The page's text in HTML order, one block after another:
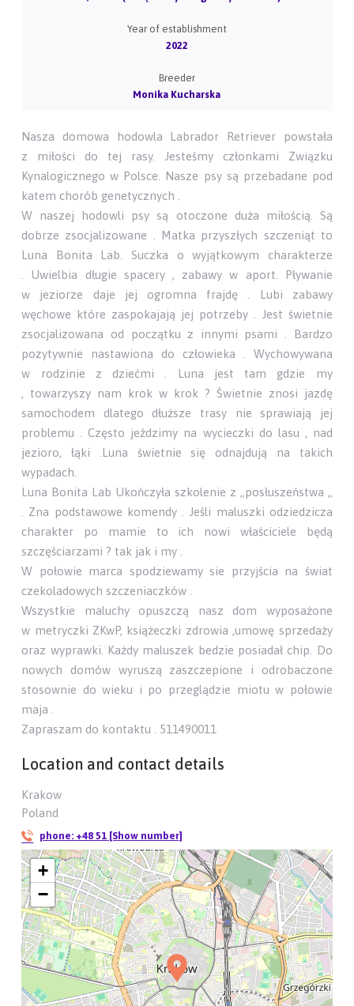
Year of establishment
2022
Breeder
Monika Kucharska
Nasza domowa hodowla Labrador Retriever powstała
z miłości do tej rasy. Jesteśmy członkami Związku
Kynalogicznego w Polsce. Nasze psy są przebadane pod
katem chorób genetycznych .
W naszej hodowli psy są otoczone duża miłością. Są
dobrze zsocjalizowane . Matka przyszłych szczeniąt to
Luna Bonita Lab. Suczka o wyjątkowym charakterze
. Uwielbia długie spacery , zabawy w aport. Pływanie
w jeziorze daje jej ogromna frajdę . Lubi zabawy
węchowe które zaspokajają jej potrzeby . Jest świetnie
zsocjalizowana od początku z innymi psami . Bardzo
pozytywnie nastawiona do człowieka . Wychowywana
w rodzinie z dziećmi . Luna jest tam gdzie my
, towarzyszy nam krok w krok ? Świetnie znosi jazdę
samochodem dlatego dłuższe trasy nie sprawiają jej
problemu . Często jeździmy na wycieczki do lasu , nad
jezioro, łąki .Luna świetnie się odnajdują na takich
wypadach.
Luna Bonita Lab Ukończyła szkolenie z ,,posłuszeństwa ,,
. Zna podstawowe komendy . Jeśli maluszki odziedzicza
charakter po mamie to ich nowi właściciele będą
szczęściarzami ? tak jak i my .
W połowie marca spodziewamy sie przyjścia na świat
czekoladowych szczeniaczków .
Wszystkie maluchy opuszczą nasz dom wyposażone
w metryczki ZKwP, książeczki zdrowia ,umowę sprzedaży
oraz wyprawki. Każdy maluszek bedzie posiadał chip. Do
nowych domów wyruszą zaszczepione i odrobaczone
stosownie do wieku i po przeglądzie miotu w połowie
maja .
Zapraszam do kontaktu . 511490011
Location and contact details
Krakow
Poland
phone: +48 51 [Show number]
+
−